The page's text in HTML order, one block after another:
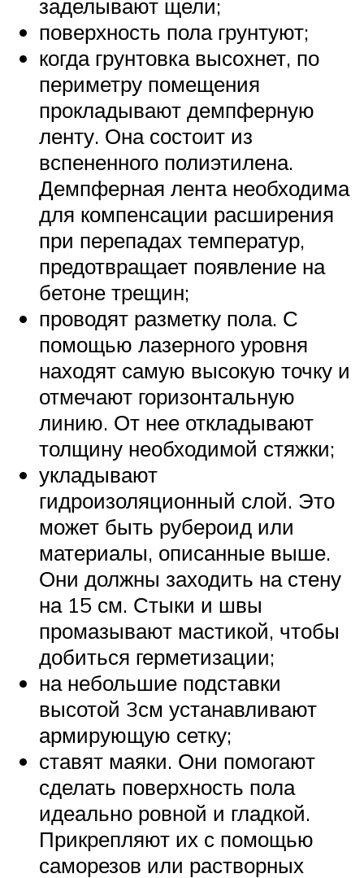
заделывают щели;
поверхность пола грунтуют;
когда грунтовка высохнет, по
периметру помещения
прокладывают демпферную
ленту. Она состоит из
вспененного полиэтилена.
Демпферная лента необходима
для компенсации расширения
при перепадах температур,
предотвращает появление на
бетоне трещин;
проводят разметку пола. С
помощью лазерного уровня
находят самую высокую точку и
отмечают горизонтальную
линию. От нее откладывают
толщину необходимой стяжки;
укладывают
гидроизоляционный слой. Это
может быть рубероид или
материалы, описанные выше.
Они должны заходить на стену
на 15 см. Стыки и швы
промазывают мастикой, чтобы
добиться герметизации;
на небольшие подставки
высотой 3см устанавливают
армирующую сетку;
ставят маяки. Они помогают
сделать поверхность пола
идеально ровной и гладкой.
Прикрепляют их с помощью
саморезов или растворных